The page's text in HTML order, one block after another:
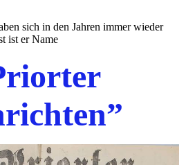
sich in den Jahren immer wieder
ist er Name